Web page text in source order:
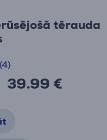
tērauda
39.99 €
(4)